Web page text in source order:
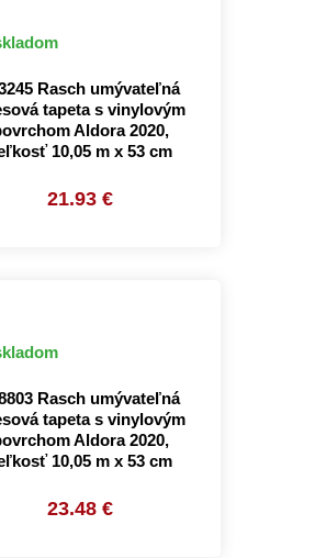
Rasch umývateľná
tapeta s vinylovým
Aldora 2020,
10,05 m x 53 cm
21.93 €
Rasch umývateľná
tapeta s vinylovým
Aldora 2020,
10,05 m x 53 cm
23.48 €